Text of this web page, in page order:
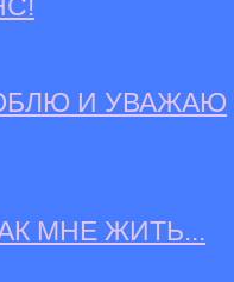
И УВАЖАЮ
МНЕ ЖИТЬ...